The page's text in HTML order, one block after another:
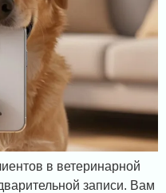
в ветеринарной
записи. Вам